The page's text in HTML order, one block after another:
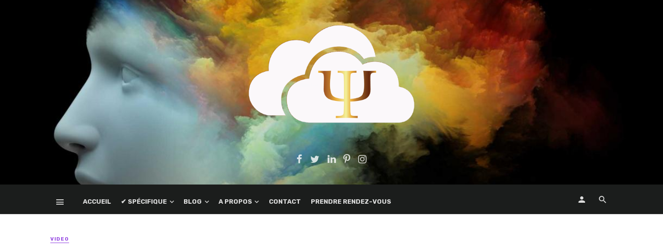
ACCUEIL ✔ SPÉCIFIQUE BLOG A PROPOS CONTACT PRENDRE RENDEZ-VOUS
VIDEO